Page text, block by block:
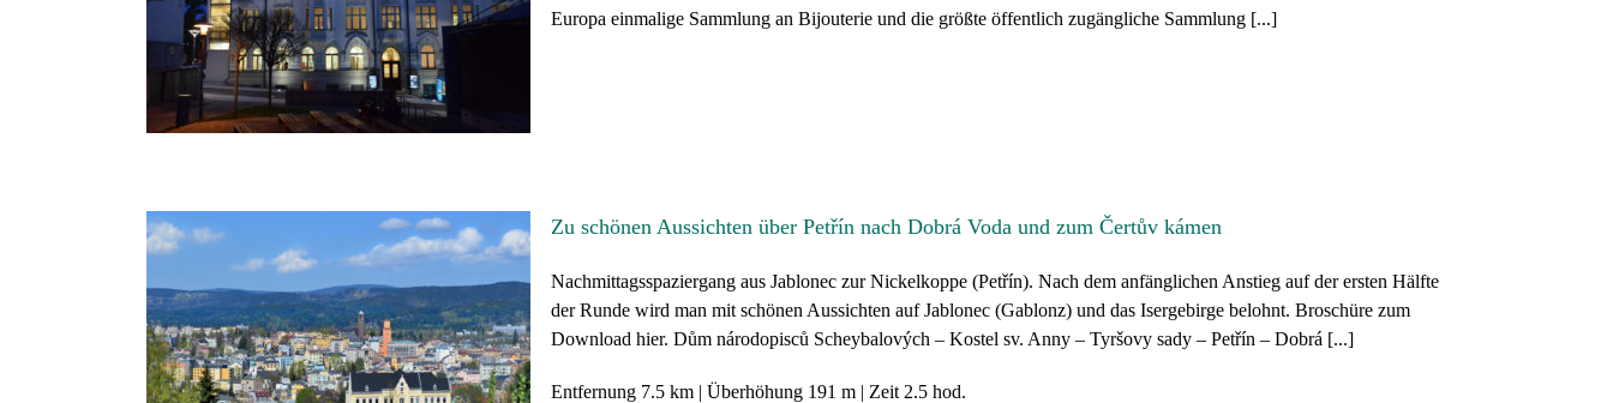
Europa einmalige Sammlung an Bijouterie und die größte öffentlich zugängliche Sammlung [...]
Zu schönen Aussichten über Petřín nach Dobrá Voda und zum Čertův kámen
Nachmittagsspaziergang aus Jablonec zur Nickelkoppe (Petřín). Nach dem anfänglichen Anstieg auf der ersten Hälfte
der Runde wird man mit schönen Aussichten auf Jablonec (Gablonz) und das Isergebirge belohnt. Broschüre zum
Download hier. Dům národopisců Scheybalových – Kostel sv. Anny – Tyršovy sady – Petřín – Dobrá [...]
Entfernung 7.5 km Überhöhung 191 m Zeit 2.5 hod.